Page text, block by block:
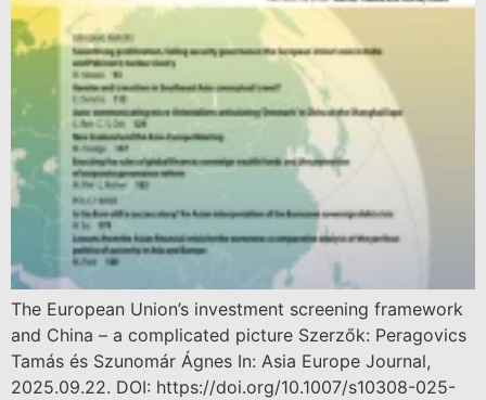
The European Union’s investment screening framework
and China – a complicated picture Szerzők: Peragovics
Tamás és Szunomár Ágnes In: Asia Europe Journal,
2025.09.22. DOI: https://doi.org/10.1007/s10308-025-